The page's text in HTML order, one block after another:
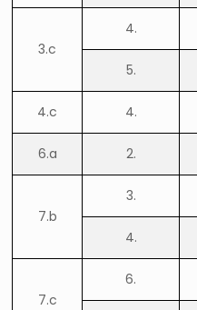
3.c
4.
5.
4.c 4.
6.a 2.
7.b
3.
4.
7.c
6.